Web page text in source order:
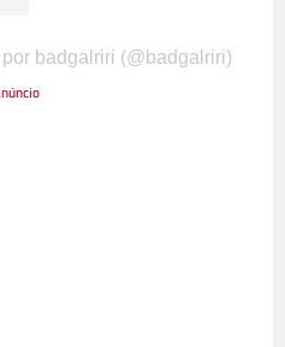
badgalriri (@badgalriri)